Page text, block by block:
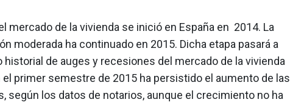
mercado de la vivienda se inició en España en 2014. La
moderada ha continuado en 2015. Dicha etapa pasará a
historial de auges y recesiones del mercado de la vivienda
el primer semestre de 2015 ha persistido el aumento de las
según los datos de notarios, aunque el crecimiento no ha